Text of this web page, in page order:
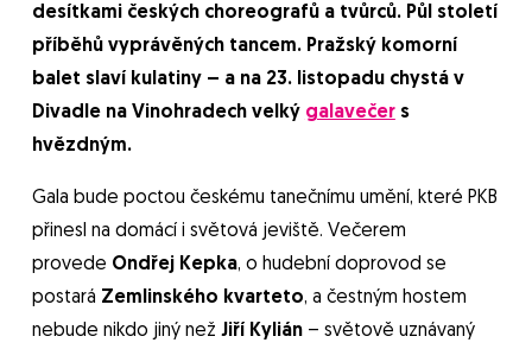
desítkami českých choreografů a tvůrců. Půl století
příběhů vyprávěných tancem. Pražský komorní
balet slaví kulatiny – a na 23. listopadu chystá v
Divadle na Vinohradech velký galavečers
hvězdným.
Gala bude poctou českému tanečnímu umění, které PKB
přinesl na domácí i světová jeviště. Večerem
provede Ondřej Kepka, o hudební doprovod se
postará Zemlinského kvarteto, a čestným hostem
nebude nikdo jiný než Jiří Kylián – světově uznávaný